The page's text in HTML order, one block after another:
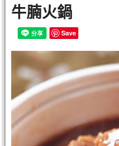
牛腩火鍋
Save